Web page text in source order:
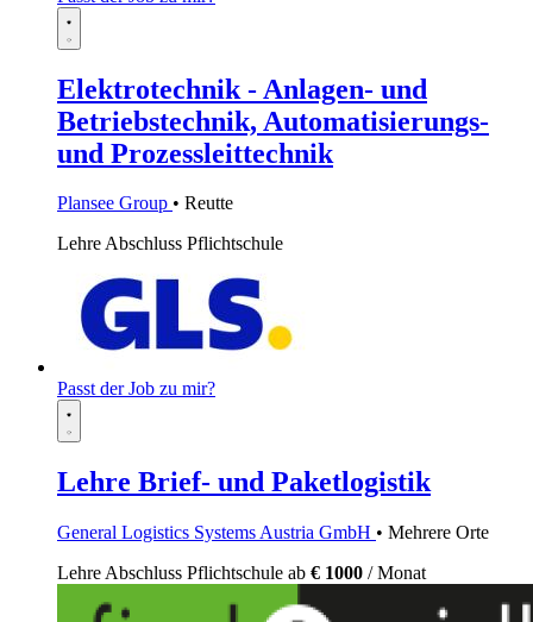
Elektrotechnik - Anlagen- und
Betriebstechnik, Automatisierungs-
und Prozessleittechnik
Plansee Group • Reutte
LehreAbschluss Pflichtschule
Passt der Job zu mir?
Lehre Brief- und Paketlogistik
General Logistics Systems Austria GmbH • Mehrere Orte
Lehre Abschluss Pflichtschule ab € 1000 / Monat